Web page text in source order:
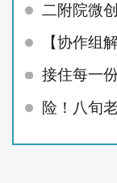
二附院微创精
【协作组解病
接住每一份幸“
险！八旬